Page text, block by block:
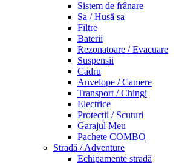
Sistem de frânare
Șa / Husă șa
Filtre
Baterii
Rezonatoare / Evacuare
Suspensii
Cadru
Anvelope / Camere
Transport / Chingi
Electrice
Protecții / Scuturi
Garajul Meu
Pachete COMBO
Stradă / Adventure
Echipamente stradă